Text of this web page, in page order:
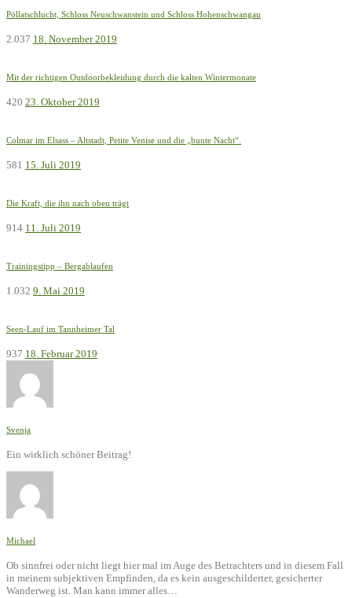
Pöllatschlucht, Schloss Neuschwanstein und Schloss Hohenschwangau
2.037 18. November 2019
Mit der richtigen Outdoorbekleidung durch die kalten Wintermonate
420 23. Oktober 2019
Colmar im Elsass – Altstadt, Petite Venise und die „bunte Nacht“.
581 15. Juli 2019
Die Kraft, die ihn nach oben trägt
914 11. Juli 2019
Trainingstipp – Bergablaufen
1.032 9. Mai 2019
Seen-Lauf im Tannheimer Tal
937 18. Februar 2019
Svenja
Ein wirklich schöner Beitrag!
Michael
Ob sinnfrei oder nicht liegt hier mal im Auge des Betrachters und in diesem Fall
in meinem subjektiven Empfinden, da es kein ausgeschilderter, gesicherter
Wanderweg ist. Man kann immer alles…